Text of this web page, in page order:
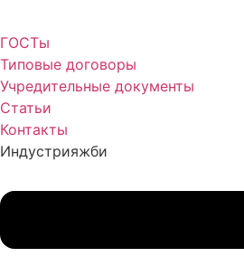
ГОСТы
Типовые договоры
Учредительные документы
Статьи
Контакты
Индустрияжби